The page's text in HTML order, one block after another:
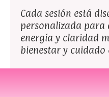
Our
Cada sesión está
personalizada para
energía y claridad
bienestar y cuidado